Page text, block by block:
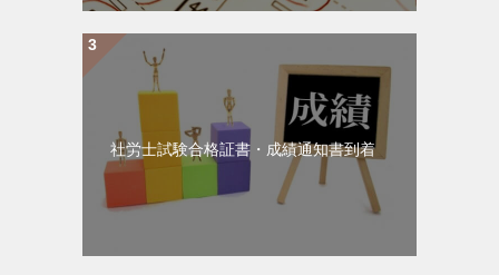
社労士試験合格証書・成績通知書到着